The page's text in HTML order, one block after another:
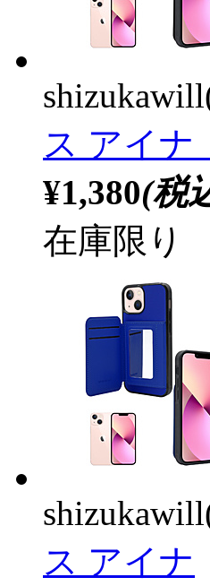
ス アイナ
¥1,380(税
在庫限り
ス アイナ